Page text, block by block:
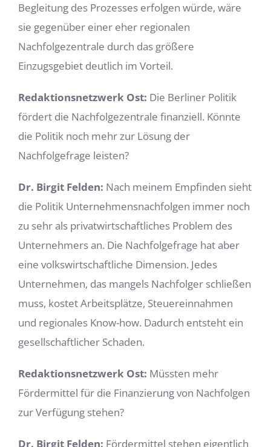
Begleitung des Prozesses erfolgen würde, wäre
sie gegenüber einer eher regionalen
Nachfolgezentrale durch das größere
Einzugsgebiet deutlich im Vorteil.
Redaktionsnetzwerk Ost: Die Berliner Politik
fördert die Nachfolgezentrale finanziell. Könnte
die Politik noch mehr zur Lösung der
Nachfolgefrage leisten?
Dr. Birgit Felden: Nach meinem Empfinden sieht
die Politik Unternehmensnachfolgen immer noch
zu sehr als privatwirtschaftliches Problem des
Unternehmers an. Die Nachfolgefrage hat aber
eine volkswirtschaftliche Dimension. Jedes
Unternehmen, das mangels Nachfolger schließen
muss, kostet Arbeitsplätze, Steuereinnahmen
und regionales Know-how. Dadurch entsteht ein
gesellschaftlicher Schaden.
Redaktionsnetzwerk Ost: Müssten mehr
Fördermittel für die Finanzierung von Nachfolgen
zur Verfügung stehen?
Dr. Birgit Felden: Fördermittel stehen eigentlich